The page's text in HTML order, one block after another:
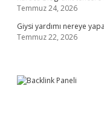
Temmuz 24, 2026
Giysi yardımı nereye
Temmuz 22, 2026